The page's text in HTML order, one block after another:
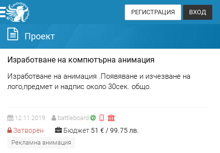
РЕГИСТРАЦИЯ ВХОД
Проект
Изработване на компютърна анимация
Изработване на анимация .Появяване и изчезване на
лого,предмет и надпис около 30сек. общо.
12.11.2019 battleboard
Затворен Бюджет 51 € 99.75 лв.
Рекламна анимация